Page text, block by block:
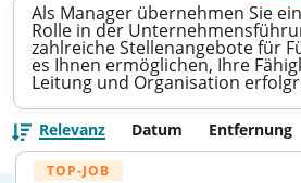
Als Manager übernehmen Sie
Rolle in der
zahlreiche Stellenangebote für
es Ihnen ermöglichen, Ihre
Leitung und Organisation
Relevanz Datum Entfernung
TOP-JOB